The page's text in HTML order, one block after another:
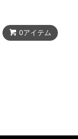
0アイテム